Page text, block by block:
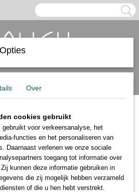
(0)
> Schuifarmbanden>
Over
cookies gebruikt
gebruikt voor verkeersanalyse, het
functies en het personaliseren van
Daarnaast verlenen we onze sociale
toegang tot informatie over
kunnen deze informatie gebruiken in
die zij mogelijk hebben verzameld
of die u hen hebt verstrekt.